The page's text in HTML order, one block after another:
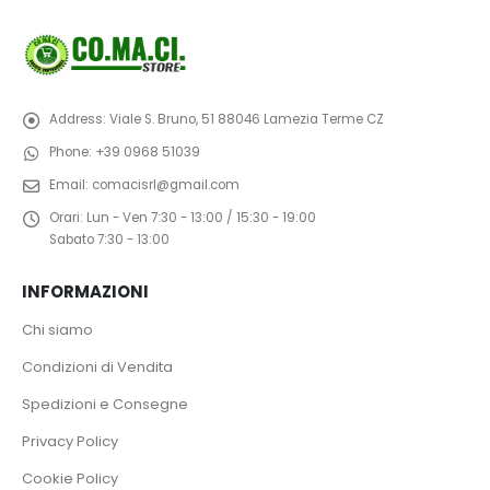
Address: Viale S. Bruno, 51 88046 Lamezia Terme CZ
Phone: +39 0968 51039
Email: comacisrl@gmail.com
Orari: Lun - Ven 7:30 - 13:00 / 15:30 - 19:00
Sabato 7:30 - 13:00
INFORMAZIONI
Chi siamo
Condizioni di Vendita
Spedizioni e Consegne
Privacy Policy
Cookie Policy